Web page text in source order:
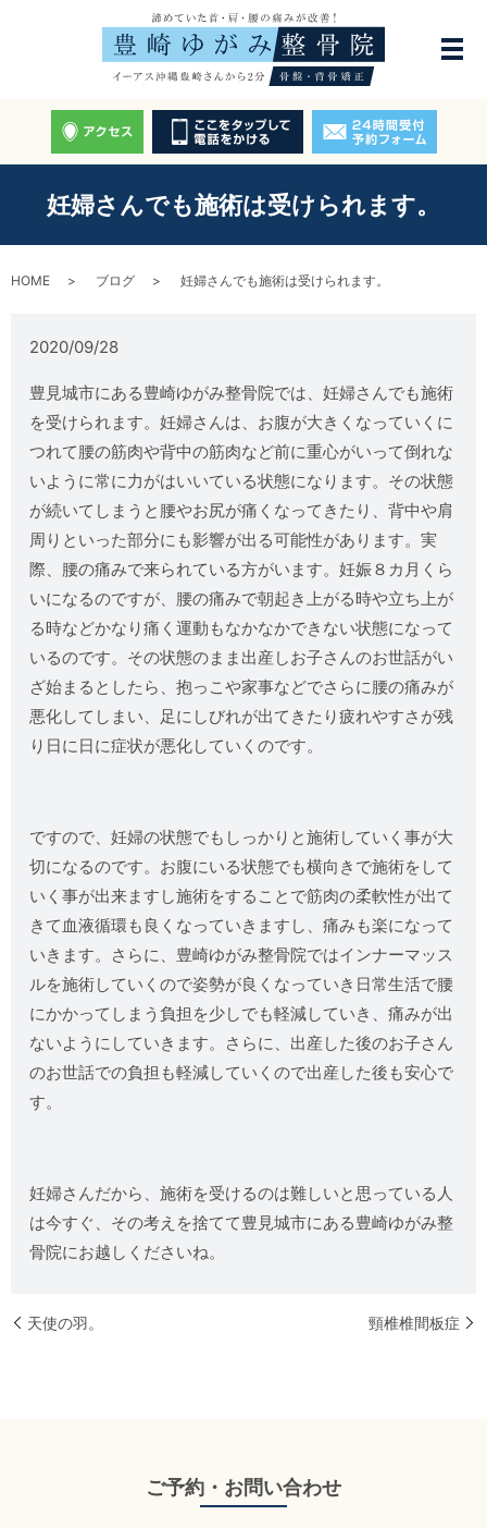
妊婦さんでも施術は受けられます。
HOME ブログ 妊婦さんでも施術は受けられます。
2020/09/28
豊見城市にある豊崎ゆがみ整骨院では、妊婦さんでも施術
を受けられます。妊婦さんは、お腹が大きくなっていくに
つれて腰の筋肉や背中の筋肉など前に重心がいって倒れな
いように常に力がはいいている状態になります。その状態
が続いてしまうと腰やお尻が痛くなってきたり、背中や肩
周りといった部分にも影響が出る可能性があります。実
際、腰の痛みで来られている方がいます。妊娠８カ月くら
いになるのですが、腰の痛みで朝起き上がる時や立ち上が
る時などかなり痛く運動もなかなかできない状態になって
いるのです。その状態のまま出産しお子さんのお世話がい
ざ始まるとしたら、抱っこや家事などでさらに腰の痛みが
悪化してしまい、足にしびれが出てきたり疲れやすさが残
り日に日に症状が悪化していくのです。
ですので、妊婦の状態でもしっかりと施術していく事が大
切になるのです。お腹にいる状態でも横向きで施術をして
いく事が出来ますし施術をすることで筋肉の柔軟性が出て
きて血液循環も良くなっていきますし、痛みも楽になって
いきます。さらに、豊崎ゆがみ整骨院ではインナーマッス
ルを施術していくので姿勢が良くなっていき日常生活で腰
にかかってしまう負担を少しでも軽減していき、痛みが出
ないようにしていきます。さらに、出産した後のお子さん
のお世話での負担も軽減していくので出産した後も安心で
す。
妊婦さんだから、施術を受けるのは難しいと思っている人
は今すぐ、その考えを捨てて豊見城市にある豊崎ゆがみ整
骨院にお越しくださいね。
天使の羽。 頸椎椎間板症
ご予約・お問い合わせ